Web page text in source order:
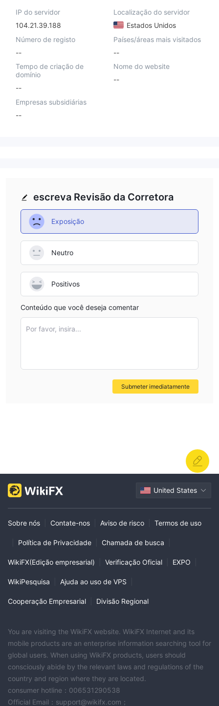
IP do servidor
104.21.39.188
Localização do servidor
Estados Unidos
Número de registo
--
Países/áreas mais visitados
--
Tempo de criação de
domínio
--
Nome do website
--
Empresas subsidiárias
--
escreva Revisão da Corretora
Exposição
Neutro
Positivos
Conteúdo que você deseja comentar
Por favor, insira...
Submeter imediatamente
United States
Sobre nós Contate-nos Aviso de risco Termos de uso
Política de Privacidade Chamada de busca
WikiFX(Edição empresarial) Verificação Oficial EXPO
WikiPesquisa Ajuda ao uso de VPS
Cooperação Empresarial Divisão Regional
You are visiting the WikiFX website. WikiFX Internet and its
mobile products are an enterprise information searching tool for
global users. When using WikiFX products, users should
consciously abide by the relevant laws and regulations of the
country and region where they are located.
consumer hotline：006531290538
Official Email：support@wikifx.com；